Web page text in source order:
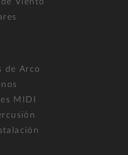
de Arco
MIDI